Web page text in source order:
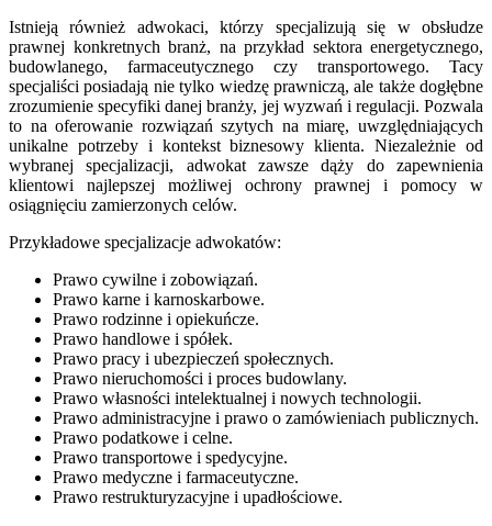
Istnieją również adwokaci, którzy specjalizują się w obsłudze
prawnej konkretnych branż, na przykład sektora energetycznego,
budowlanego, farmaceutycznego czy transportowego. Tacy
specjaliści posiadają nie tylko wiedzę prawniczą, ale także dogłębne
zrozumienie specyfiki danej branży, jej wyzwań i regulacji. Pozwala
to na oferowanie rozwiązań szytych na miarę, uwzględniających
unikalne potrzeby i kontekst biznesowy klienta. Niezależnie od
wybranej specjalizacji, adwokat zawsze dąży do zapewnienia
klientowi najlepszej możliwej ochrony prawnej i pomocy w
osiągnięciu zamierzonych celów.
Przykładowe specjalizacje adwokatów:
Prawo cywilne i zobowiązań.
Prawo karne i karnoskarbowe.
Prawo rodzinne i opiekuńcze.
Prawo handlowe i spółek.
Prawo pracy i ubezpieczeń społecznych.
Prawo nieruchomości i proces budowlany.
Prawo własności intelektualnej i nowych technologii.
Prawo administracyjne i prawo o zamówieniach publicznych.
Prawo podatkowe i celne.
Prawo transportowe i spedycyjne.
Prawo medyczne i farmaceutyczne.
Prawo restrukturyzacyjne i upadłościowe.